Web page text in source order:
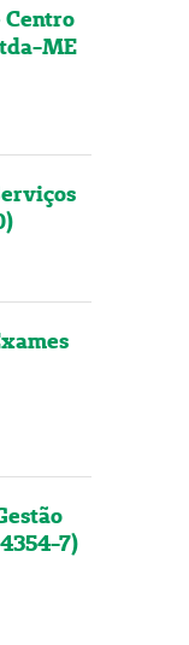
Centro
ME
7)